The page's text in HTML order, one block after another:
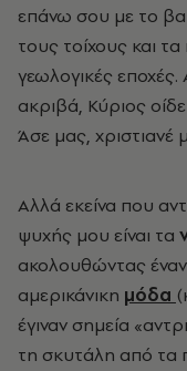
επάνω σου με το
τους τοίχους και
γεωλογικές εποχές.
ακριβά, Κύριος
Άσε μας, χριστιανέ
Αλλά εκείνα που
ψυχής μου είναι τα
ακολουθώντας
αμερικάνικη μόδα
έγιναν σημεία
τη σκυτάλη από τα